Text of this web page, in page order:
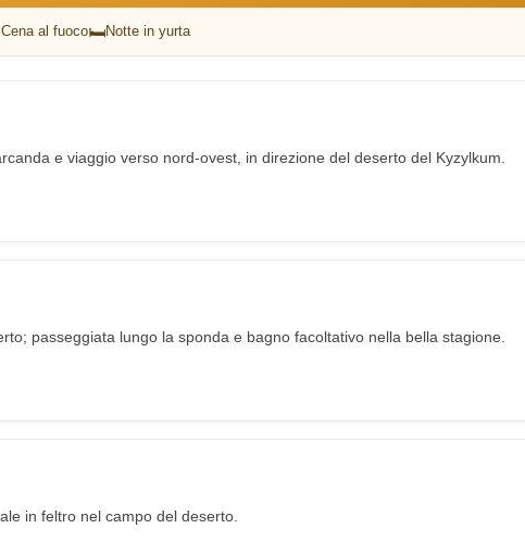
Cena al fuoco🛏Notte in yurta
e viaggio verso nord-ovest, in direzione del deserto del Kyzylkum.
passeggiata lungo la sponda e bagno facoltativo nella bella stagione.
in feltro nel campo del deserto.